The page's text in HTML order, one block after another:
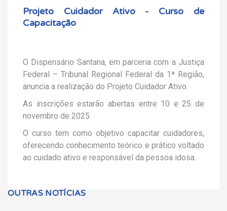
Projeto Cuidador Ativo - Curso de
Capacitação
O Dispensário Santana, em parceria com a Justiça
Federal – Tribunal Regional Federal da 1ª Região,
anuncia a realização do Projeto Cuidador Ativo.
As inscrições estarão abertas entre 10 e 25 de
novembro de 2025.
O curso tem como objetivo capacitar cuidadores,
oferecendo conhecimento teórico e prático voltado
ao cuidado ativo e responsável da pessoa idosa.
OUTRAS NOTÍCIAS